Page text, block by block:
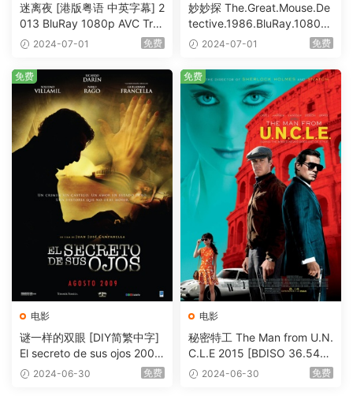
迷离夜 [港版粤语 中英字幕] 2
013 BluRay 1080p AVC Tru
eHD5.1 [BDISO 22.64GB]
2024-07-01 免费
妙妙探 The.Great.Mouse.De
tective.1986.BluRay.1080p.
AVC.DTS-HD.MA.5.1-HDHo
2024-07-01 免费
电影
谜一样的双眼 [DIY简繁中字]
El secreto de sus ojos 2009
1080p Blu-ray AVC DTS-HD
2024-06-30 免费
免费
电影
秘密特工 The Man from U.N.
C.L.E 2015 [BDISO 36.54G
B] 2024-06-30 免费
免费